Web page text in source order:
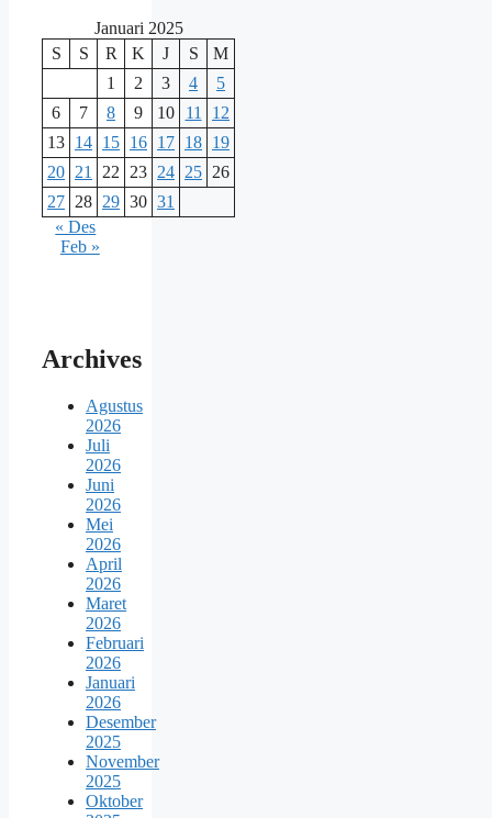
Januari 2025
S
S R K J S
M
1
2 3 4
5
6
7 8 9 10 11
12
13 14 15 16 17 18 19
20 21 22 23 24 25 26
27 28 29 30 31
« Des
Feb »
Archives
Agustus
2026
Juli
2026
Juni
2026
Mei
2026
April
2026
Maret
2026
Februari
2026
Januari
2026
Desember
2025
November
2025
Oktober